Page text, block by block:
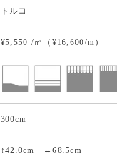
トルコ
¥5,550 /㎡（¥16,600/m）
300cm
↕42.0cm ↔68.5cm